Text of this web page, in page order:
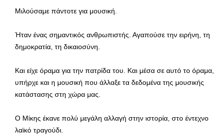
Μιλούσαμε πάντοτε για μουσική.
Ήταν ένας σημαντικός ανθρωπιστής. Αγαπούσε την ειρήνη, τη
δημοκρατία, τη δικαιοσύνη.
Και είχε όραμα για την πατρίδα του. Και μέσα σε αυτό το όραμα,
υπήρχε και η μουσική που άλλαξε τα δεδομένα της μουσικής
κατάστασης στη χώρα μας.
Ο Μίκης έκανε πολύ μεγάλη αλλαγή στην ιστορία, στο έντεχνο
λαϊκό τραγούδι.